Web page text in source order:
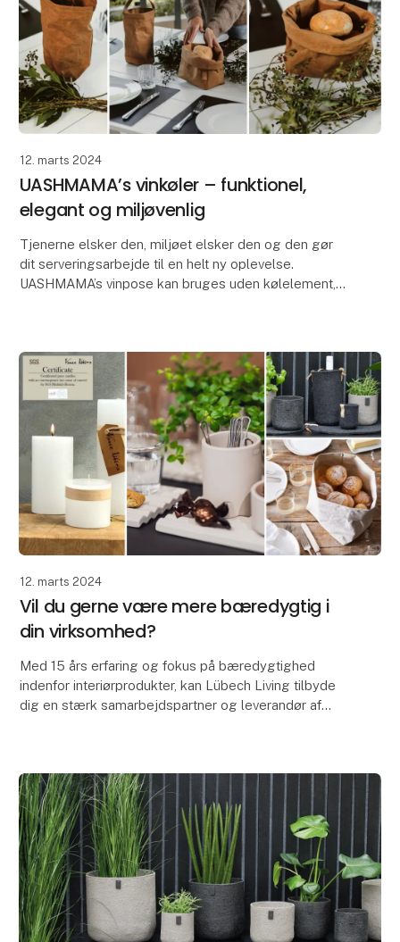
12. marts 2024
UASHMAMA’s vinkøler – funktionel,
elegant og miljøvenlig
Tjenerne elsker den, miljøet elsker den og den gør
dit serveringsarbejde til en helt ny oplevelse.
UASHMAMA’s vinpose kan bruges uden kølelement,
12. marts 2024
Vil du gerne være mere bæredygtig i
din virksomhed?
Med 15 års erfaring og fokus på bæredygtighed
indenfor interiørprodukter, kan Lübech Living tilbyde
dig en stærk samarbejdspartner og leverandør af